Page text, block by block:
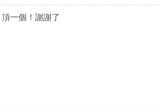
頂一個！謝謝了